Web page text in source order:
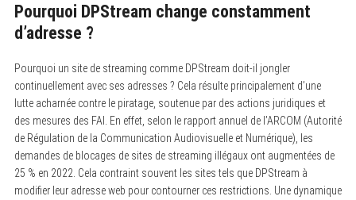
Pourquoi DPStream change constamment
d’adresse ?
Pourquoi un site de streaming comme DPStream doit-il jongler
continuellement avec ses adresses ? Cela résulte principalement d’une
lutte acharnée contre le piratage, soutenue par des actions juridiques et
des mesures des FAI. En effet, selon le rapport annuel de l’ARCOM (Autorité
de Régulation de la Communication Audiovisuelle et Numérique), les
demandes de blocages de sites de streaming illégaux ont augmentées de
25 % en 2022. Cela contraint souvent les sites tels que DPStream à
modifier leur adresse web pour contourner ces restrictions. Une dynamique